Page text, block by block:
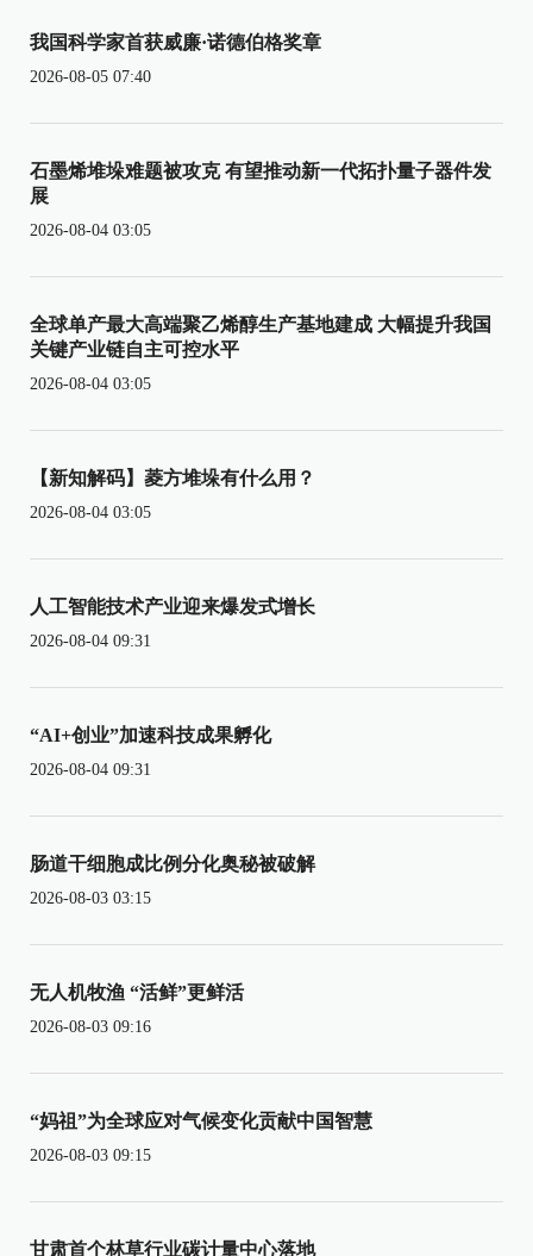
我国科学家首获威廉·诺德伯格奖章
2026-08-05 07:40
石墨烯堆垛难题被攻克 有望推动新一代拓扑量子器件发
展
2026-08-04 03:05
全球单产最大高端聚乙烯醇生产基地建成 大幅提升我国
关键产业链自主可控水平
2026-08-04 03:05
【新知解码】菱方堆垛有什么用？
2026-08-04 03:05
人工智能技术产业迎来爆发式增长
2026-08-04 09:31
“AI+创业”加速科技成果孵化
2026-08-04 09:31
肠道干细胞成比例分化奥秘被破解
2026-08-03 03:15
无人机牧渔 “活鲜”更鲜活
2026-08-03 09:16
“妈祖”为全球应对气候变化贡献中国智慧
2026-08-03 09:15
甘肃首个林草行业碳计量中心落地